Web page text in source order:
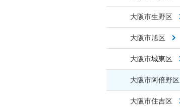
大阪市生野区
大阪市旭区
大阪市城東区
大阪市阿倍野区
大阪市住吉区